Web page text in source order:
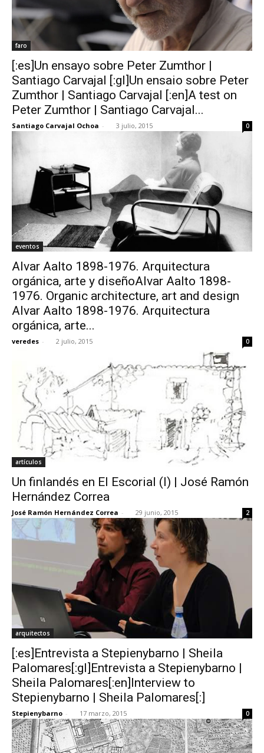
faro
[:es]Un ensayo sobre Peter Zumthor |
Santiago Carvajal [:gl]Un ensaio sobre Peter
Zumthor | Santiago Carvajal [:en]A test on
Peter Zumthor | Santiago Carvajal...
Santiago Carvajal Ochoa - 3 julio, 2015 0
eventos
Alvar Aalto 1898-1976. Arquitectura
orgánica, arte y diseñoAlvar Aalto 1898-
1976. Organic architecture, art and design
Alvar Aalto 1898-1976. Arquitectura
orgánica, arte...
veredes - 2 julio, 2015 0
artículos
Un finlandés en El Escorial (I) | José Ramón
Hernández Correa
José Ramón Hernández Correa - 29 junio, 2015 2
arquitectos
[:es]Entrevista a Stepienybarno | Sheila
Palomares[:gl]Entrevista a Stepienybarno |
Sheila Palomares[:en]Interview to
Stepienybarno | Sheila Palomares[:]
Stepienybarno - 17 marzo, 2015 0